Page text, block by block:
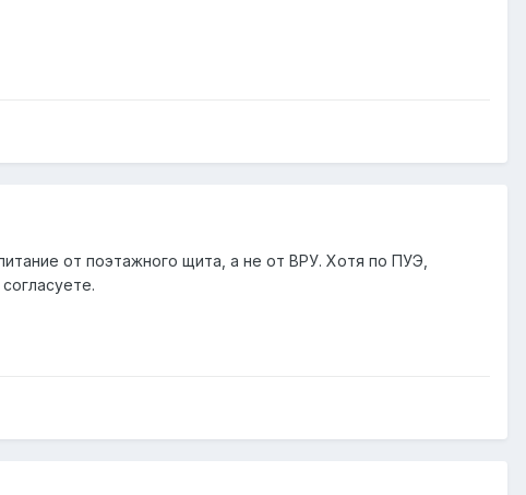
от поэтажного щита, а не от ВРУ. Хотя по ПУЭ,